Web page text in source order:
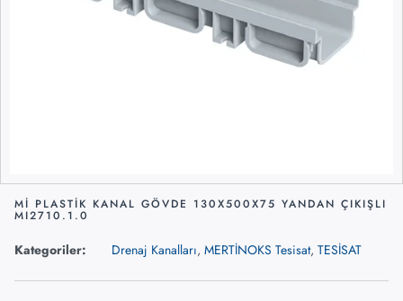
Mİ PLASTİK KANAL GÖVDE 130X500X75 YANDAN ÇIKIŞLI
MI2710.1.0
Kategoriler: Drenaj Kanalları, MERTİNOKS Tesisat, TESİSAT